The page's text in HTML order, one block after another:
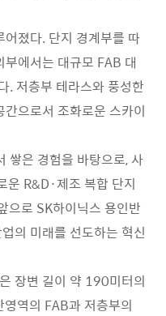
졌다. 단지 경계부를 따
에서는 대규모 FAB 대
. 저층부 테라스와 풍성한
으로서 조화로운 스카이
쌓은 경험을 바탕으로, 사
운 R&D·제조 복합 단지
으로 SK하이닉스 용인반
의 미래를 선도하는 혁신
장변 길이 약 190미터의
역의 FAB과 저층부의